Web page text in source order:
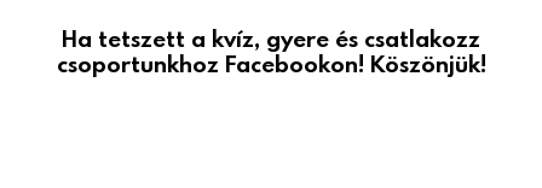
Ha tetszett a kvíz, gyere és csatlakozz
csoportunkhoz Facebookon! Köszönjük!